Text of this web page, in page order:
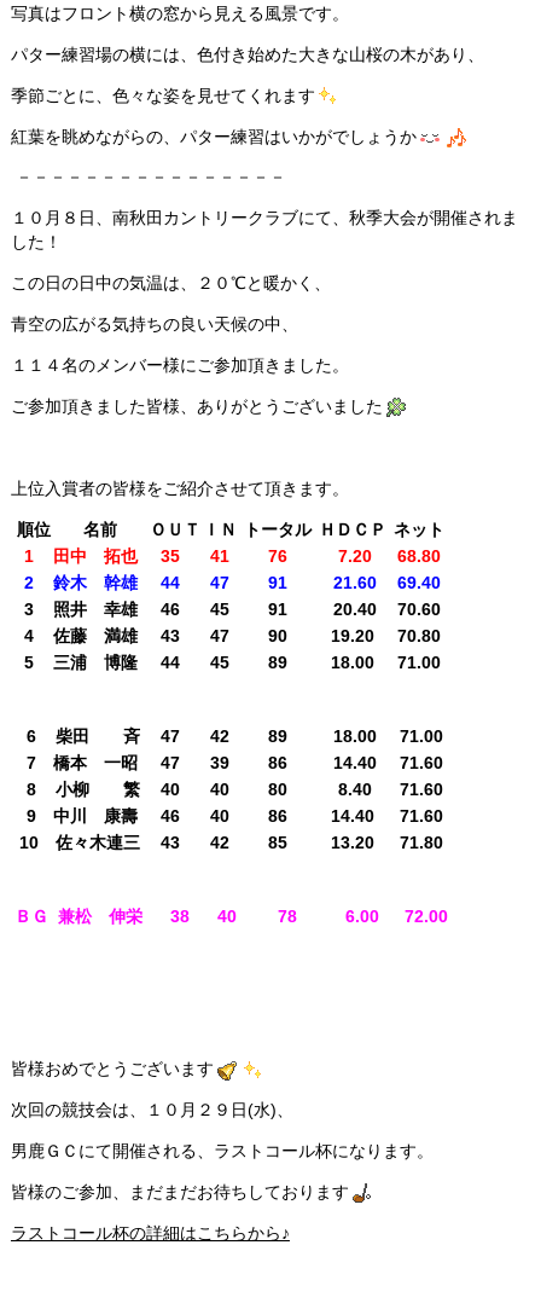
写真はフロント横の窓から見える風景です。
パター練習場の横には、色付き始めた大きな山桜の木があり、
季節ごとに、色々な姿を見せてくれます
紅葉を眺めながらの、パター練習はいかがでしょうか
－－－－－－－－－－－－－－－－
１０月８日、南秋田カントリークラブにて、秋季大会が開催されま
した！
この日の日中の気温は、２０℃と暖かく、
青空の広がる気持ちの良い天候の中、
１１４名のメンバー様にご参加頂きました。
ご参加頂きました皆様、ありがとうございました
上位入賞者の皆様をご紹介させて頂きます。
順位 名前 ＯＵＴ ＩＮ トータル ＨＤＣＰ ネット
1
田中 拓也 35 41 76 7.20
68.80
2
鈴木 幹雄 44 47 91 21.60
69.40
3
照井 幸雄 46 45 91 20.40
70.60
4
佐藤 満雄 43 47 90 19.20
70.80
5
三浦 博隆 44 45 89 18.00 71.00
6
柴田 斉 47 42 89 18.00
71.00
7
橋本 一昭 47 39 86 14.40
71.60
8
小柳 繁 40 40 80 8.40
71.60
9
中川 康壽 46 40 86 14.40
71.60
10
佐々木連三 43 42 85 13.20 71.80
ＢＧ
兼松 伸栄 38 40 78 6.00
72.00
皆様おめでとうございます
次回の競技会は、１０月２９日(水)、
男鹿ＧＣにて開催される、ラストコール杯になります。
皆様のご参加、まだまだお待ちしております
ラストコール杯の詳細はこちらから♪